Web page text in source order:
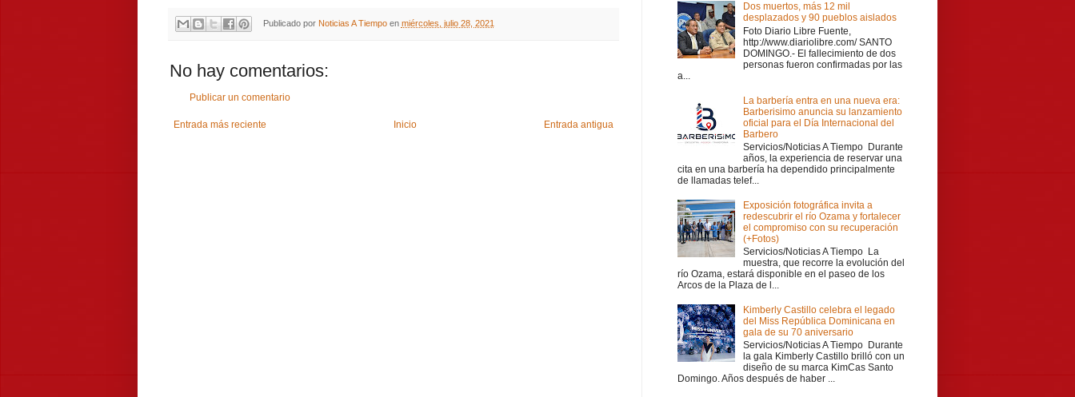
Publicado por Noticias A Tiempo en miércoles, julio 28, 2021
No hay comentarios:
Publicar un comentario
Entrada más reciente Entrada antigua
Inicio
Dos muertos, más 12 mil
desplazados y 90 pueblos aislados
Foto Diario Libre Fuente,
http://www.diariolibre.com/ SANTO
DOMINGO.- El fallecimiento de dos
personas fueron confirmadas por las
a...
La barbería entra en una nueva era:
Barberisimo anuncia su lanzamiento
oficial para el Día Internacional del
Barbero
Servicios/Noticias A Tiempo Durante
años, la experiencia de reservar una
cita en una barbería ha dependido principalmente
de llamadas telef...
Exposición fotográfica invita a
redescubrir el río Ozama y fortalecer
el compromiso con su recuperación
(+Fotos)
Servicios/Noticias A Tiempo La
muestra, que recorre la evolución del
río Ozama, estará disponible en el paseo de los
Arcos de la Plaza de l...
Kimberly Castillo celebra el legado
del Miss República Dominicana en
gala de su 70 aniversario
Servicios/Noticias A Tiempo Durante
la gala Kimberly Castillo brilló con un
diseño de su marca KimCas Santo
Domingo. Años después de haber ...